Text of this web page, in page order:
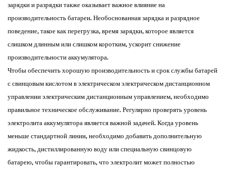
зарядки и разрядки также оказывает важное влияние на
производительность батареи. Необоснованная зарядка и разрядное
поведение, такое как перегрузка, время зарядки, которое является
слишком длинным или слишком коротким, ускорит снижение
производительности аккумулятора. ​
Чтобы обеспечить хорошую производительность и срок службы батарей
с свинцовым кислотом в электрическом электрическом дистанционном
управлении электрическим дистанционным управлением, необходимо
правильное техническое обслуживание. Регулярно проверять уровень
электролита аккумулятора является важной задачей. Когда уровень
меньше стандартной линии, необходимо добавить дополнительную
жидкость, дистиллированную воду или специальную свинцовую
батарею, чтобы гарантировать, что электролит может полностью